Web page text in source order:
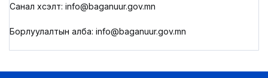
Санал хүсэлт: info@baganuur.gov.mn
Борлуулалтын алба: info@baganuur.gov.mn